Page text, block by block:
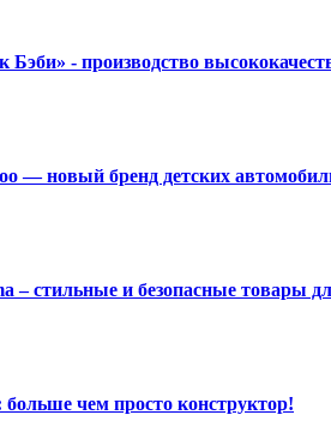
Бэби» - производство
— новый бренд детских
– стильные и безопасные товары
чем просто конструктор!